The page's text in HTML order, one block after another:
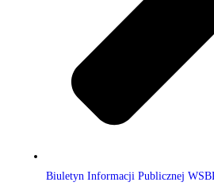
Biuletyn Informacji Publicznej